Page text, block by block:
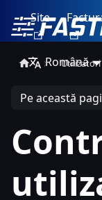
Site
Română
Utilizatori
Pe această